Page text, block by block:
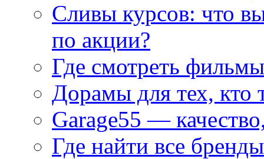
Сливы курсов: что
по акции?
Где смотреть
Дорамы для тех, кто
Garage55 —
Где найти все